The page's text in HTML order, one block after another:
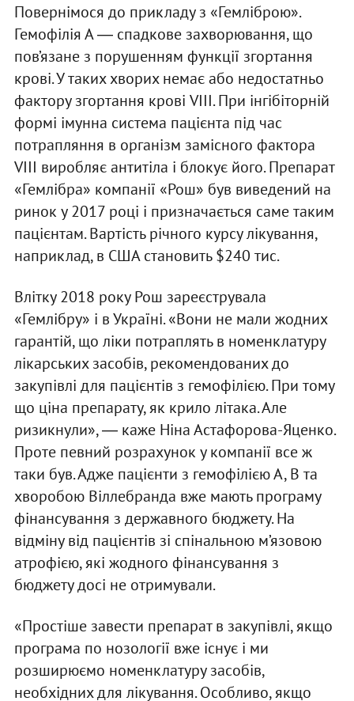
Повернімося до прикладу з «Гемліброю».
Гемофілія А ― спадкове захворювання, що
пов’язане з порушенням функції згортання
крові. У таких хворих немає або недостатньо
фактору згортання крові VIII. При інгібіторній
формі імунна система пацієнта під час
потрапляння в організм замісного фактора
VIII виробляє антитіла і блокує його. Препарат
«Гемлібра» компанії «Рош» був виведений на
ринок у 2017 році і призначається саме таким
пацієнтам. Вартість річного курсу лікування,
наприклад, в США становить $240 тис.
Влітку 2018 року Рош зареєструвала
«Гемлібру» і в Україні. «Вони не мали жодних
гарантій, що ліки потраплять в номенклатуру
лікарських засобів, рекомендованих до
закупівлі для пацієнтів з гемофілією. При тому
що ціна препарату, як крило літака. Але
ризикнули», ― каже Ніна Астафорова-Яценко.
Проте певний розрахунок у компанії все ж
таки був. Адже пацієнти з гемофілією А, В та
хворобою Віллебранда вже мають програму
фінансування з державного бюджету. На
відміну від пацієнтів зі спінальною м’язовою
атрофією, які жодного фінансування з
бюджету досі не отримували.
«Простіше завести препарат в закупівлі, якщо
програма по нозології вже існує і ми
розширюємо номенклатуру засобів,
необхідних для лікування. Особливо, якщо